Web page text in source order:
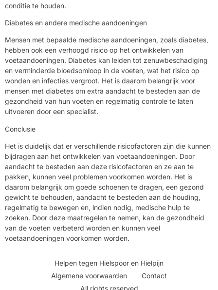
conditie te houden.
Diabetes en andere medische aandoeningen
Mensen met bepaalde medische aandoeningen, zoals diabetes,
hebben ook een verhoogd risico op het ontwikkelen van
voetaandoeningen. Diabetes kan leiden tot zenuwbeschadiging
en verminderde bloedsomloop in de voeten, wat het risico op
wonden en infecties vergroot. Het is daarom belangrijk voor
mensen met diabetes om extra aandacht te besteden aan de
gezondheid van hun voeten en regelmatig controle te laten
uitvoeren door een specialist.
Conclusie
Het is duidelijk dat er verschillende risicofactoren zijn die kunnen
bijdragen aan het ontwikkelen van voetaandoeningen. Door
aandacht te besteden aan deze risicofactoren en ze aan te
pakken, kunnen veel problemen voorkomen worden. Het is
daarom belangrijk om goede schoenen te dragen, een gezond
gewicht te behouden, aandacht te besteden aan de houding,
regelmatig te bewegen en, indien nodig, medische hulp te
zoeken. Door deze maatregelen te nemen, kan de gezondheid
van de voeten verbeterd worden en kunnen veel
voetaandoeningen voorkomen worden.
Helpen tegen Hielspoor en Hielpijn
Algemene voorwaarden
Contact